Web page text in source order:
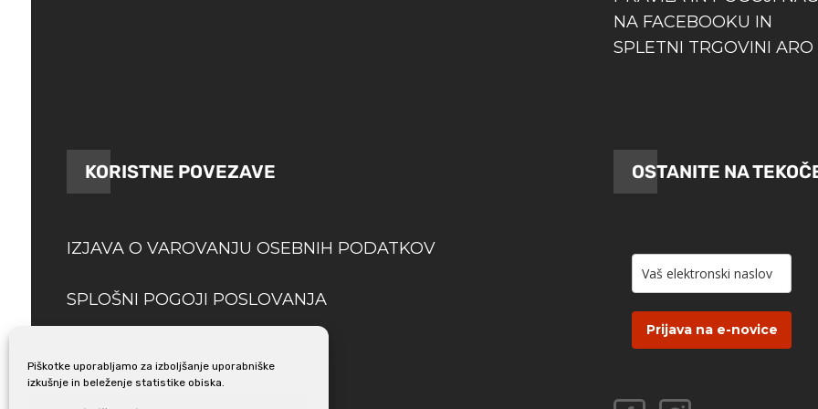
Piškotke uporabljamo za izboljšanje uporabniške
izkušnje in beleženje statistike obiska.
NA FACEBOOKU IN
SPLETNI TRGOVINI ARO
KORISTNE POVEZAVE
IZJAVA O VAROVANJU OSEBNIH PODATKOV
SPLOŠNI POGOJI POSLOVANJA
OSTANITE NA
Prijava na e-novice